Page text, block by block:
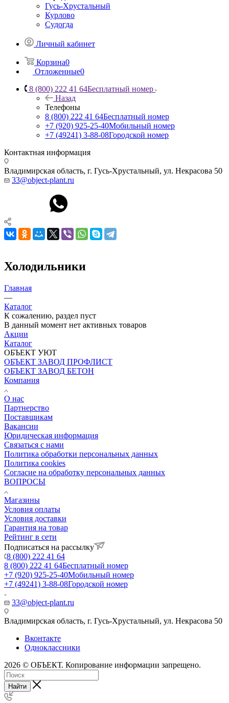
Гусь-Хрустальный
Курлово
Судогда
Личный кабинет
Корзина0
Отложенные0
8 (800) 222 41 64Бесплатный номер
Назад
Телефоны
8 (800) 222 41 64Бесплатный номер
+7 (920) 925-25-40Мобильный номер
+7 (49241) 3-88-08Городской номер
Контактная информация
Владимирская область, г. Гусь-Хрустальный, ул. Некрасова 50
33@object-plant.ru
Холодильники
Главная
—
Каталог
К сожалению, раздел пуст
В данный момент нет активных товаров
Акции
Каталог
ОБЪЕКТ УЮТ
ОБЪЕКТ ЗАВОД ПРОФЛИСТ
ОБЪЕКТ ЗАВОД БЕТОН
Компания
О нас
Партнерство
Поставщикам
Вакансии
Юридическая информация
Связаться с нами
Политика обработки персональных данных
Политика cookies
Согласие на обработку персональных данных
ВОПРОСЫ
Магазины
Условия оплаты
Условия доставки
Гарантия на товар
Рейтинг в сети
Подписаться на рассылку
8 (800) 222 41 64
8 (800) 222 41 64Бесплатный номер
+7 (920) 925-25-40Мобильный номер
+7 (49241) 3-88-08Городской номер
33@object-plant.ru
Владимирская область, г. Гусь-Хрустальный, ул. Некрасова 50
Вконтакте
Одноклассники
2026 © ОБЪЕКТ. Копирование информации запрещено.
Найти